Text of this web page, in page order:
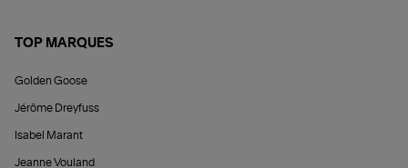
TOP MARQUES
Golden Goose
Jérôme Dreyfuss
Isabel Marant
Jeanne Vouland